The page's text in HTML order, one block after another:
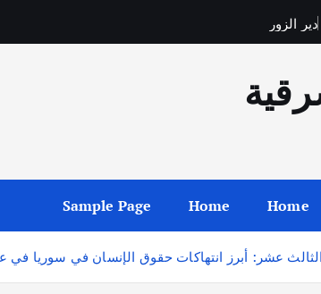
دير الز ور
Home
Home
Sample Page
عشر: أبرز انتهاكات حقوق الإنسان في سوريا في عام